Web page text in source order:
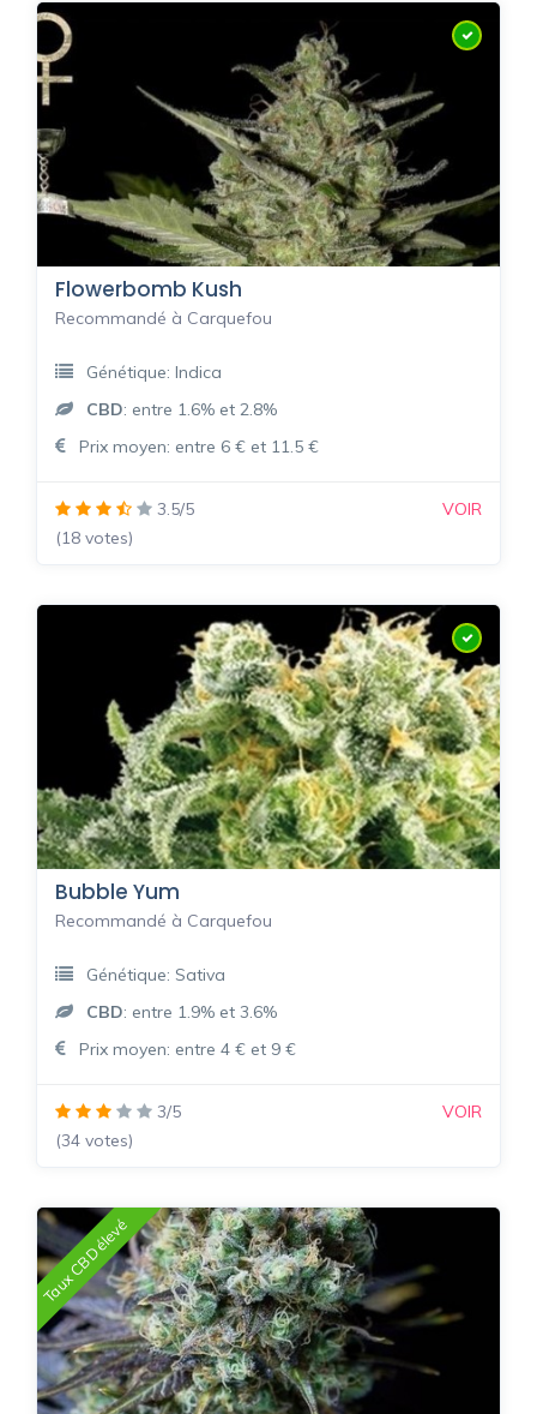
Flowerbomb Kush
Recommandé à Carquefou
Génétique: Indica
CBD: entre 1.6% et 2.8%
Prix moyen: entre 6 € et 11.5 €
3.5/5
(18 votes)
VOIR
Bubble Yum
Recommandé à Carquefou
Génétique: Sativa
CBD: entre 1.9% et 3.6%
Prix moyen: entre 4 € et 9 €
3/5
(34 votes)
VOIR
Taux CBD élevé